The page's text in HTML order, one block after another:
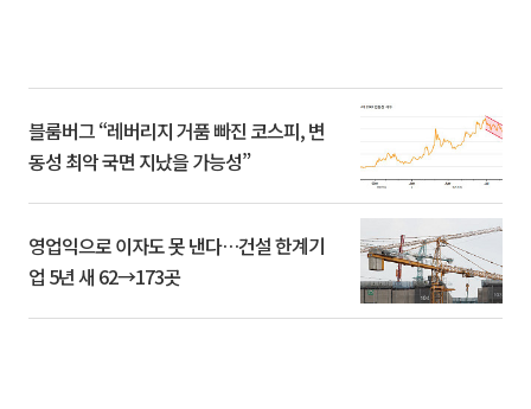
블룸버그 “레버리지 거품 빠진 코스피, 변
동성 최악 국면 지났을 가능성”
영업익으로 이자도 못 낸다…건설 한계기
업 5년 새 62→173곳